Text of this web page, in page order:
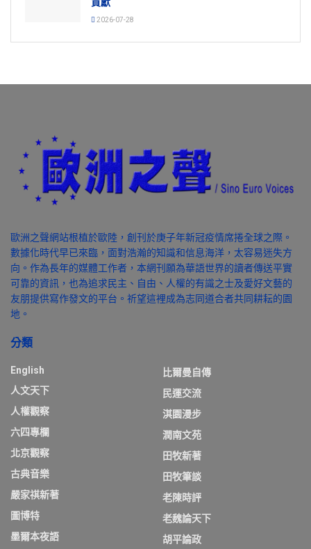
2026-07-28
歐洲之聲網站根植於歐陸，創刊於庚子年新冠疫情席捲全球之際。
數據化時代早已來臨，面對浩瀚的知識和信息海洋，太容易迷失方
向。作為長年的媒體工作者，本網刊願為華語世界的讀者傳送平實
可靠的資訊，也為追求民主、自由、人權的有識之士及愛好文藝的
友朋提供寫作發文的平台。祈望這裡成為志同道合者共同耕耘的園
地。
分類
English
人文天下
人權觀察
六四專欄
北京觀察
古典音樂
嚴家祺新著
圖博特
墨爾本夜語
比爾曼自傳
民運交流
淇園漫步
潤南文苑
田牧新著
田牧筆談
老陳時評
老魏論天下
胡平論政